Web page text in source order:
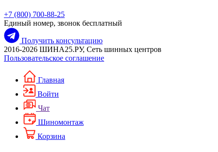
+7 (800) 700-88-25
Единый номер, звонок бесплатный
Получить консультацию
2016-2026 ШИНА25.РУ, Сеть шинных центров
Пользовательское соглашение
Главная
Войти
Чат
Шиномонтаж
Корзина